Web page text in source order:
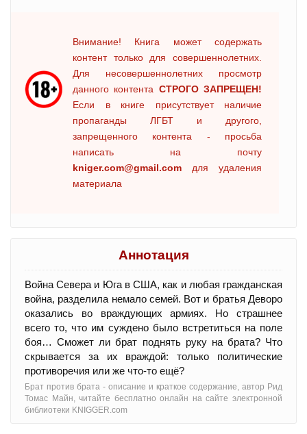
Внимание! Книга может содержать
контент только для совершеннолетних.
Для несовершеннолетних просмотр
данного контента СТРОГО ЗАПРЕЩЕН!
Если в книге присутствует наличие
пропаганды ЛГБТ и другого,
запрещенного контента - просьба
написать на почту
kniger.com@gmail.com для удаления
материала
Аннотация
Война Севера и Юга в США, как и любая гражданская
война, разделила немало семей. Вот и братья Деворо
оказались во враждующих армиях. Но страшнее
всего то, что им суждено было встретиться на поле
боя… Сможет ли брат поднять руку на брата? Что
скрывается за их враждой: только политические
противоречия или же что-то ещё?
Брат против брата - oписание и краткое содержание, автор Рид
Томас Майн, читайте бесплатно онлайн на сайте электронной
библиотеки KNIGGER.com